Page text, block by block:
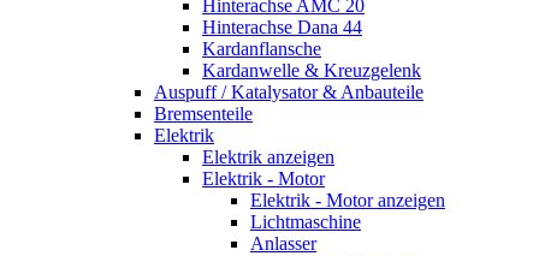
Hinterachse AMC 20
Hinterachse Dana 44
Kardanflansche
Kardanwelle & Kreuzgelenk
Auspuff / Katalysator & Anbauteile
Bremsenteile
Elektrik
Elektrik anzeigen
Elektrik - Motor
Elektrik - Motor anzeigen
Lichtmaschine
Anlasser